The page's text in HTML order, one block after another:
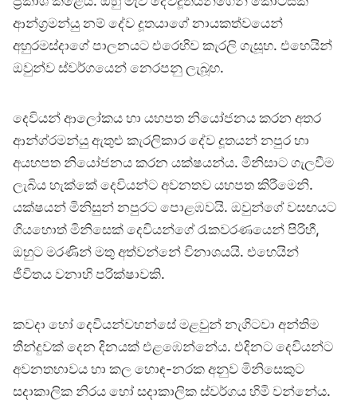
ආන්ග්‍රමන්යු නම් දේව දූතයාගේ නායකත්වයෙන්
අහුරමස්දාගේ පාලනයට එරෙහිව කැරලි ගැසූහ. එහෙයින්
ඔවුන්ව ස්වර්ගයෙන් නෙරපනු ලැබූහ.
දෙවියන් ආලෝකය හා යහපත නියෝජනය කරන අතර
ආන්ග්රමන්යු ඇතුළු කැරලිකාර දේව දූතයන් නපුර හා
අයහපත නියෝජනය කරන යක්ෂයන්ය. මිනිසාට ගැලවීම
ලැබිය හැක්කේ දෙවියන්ට අවනතව යහපත කිරීමෙනි.
යක්ෂයන් මිනිසුන් නපුරට පොළඹවයි. ඔවුන්ගේ වසඟයට
ගියහොත් මිනිසෙක් දෙවියන්ගේ රැකවරණයෙන් පිරිහී,
ඔහුට මරණින් මතු අත්වන්නේ විනාශයයි. එහෙයින්
ජීවිතය වනාහි පරික්ෂාවකි.
කවදා හෝ දෙවියන්වහන්සේ මළවුන් නැගිටවා අන්තිම
තීන්දුවක් දෙන දිනයක් එළඹෙන්නේය. එදිනට දෙවියන්ට
අවනතභාවය හා කල හොඳ-නරක අනුව මිනිසෙකුට
සදාකාලික නිරය හෝ සදාකාලික ස්වර්ගය හිමි වන්නේය.